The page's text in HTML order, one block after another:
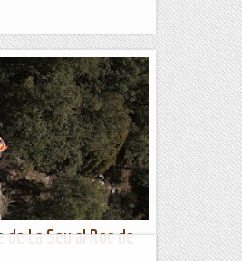
La Seu al Roc de